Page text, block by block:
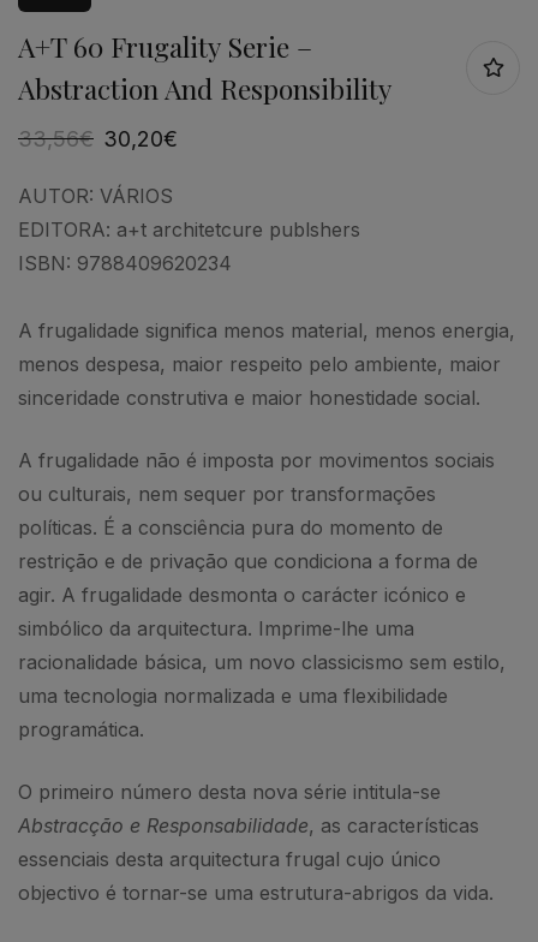
A+t 60 Frugality Serie –
Abstraction And Responsibility
33,56€ 30,20€
AUTOR: VÁRIOS
EDITORA: a+t architetcure publshers
ISBN: 9788409620234
A frugalidade significa menos material, menos energia,
menos despesa, maior respeito pelo ambiente, maior
sinceridade construtiva e maior honestidade social.
A frugalidade não é imposta por movimentos sociais
ou culturais, nem sequer por transformações
políticas. É a consciência pura do momento de
restrição e de privação que condiciona a forma de
agir. A frugalidade desmonta o carácter icónico e
simbólico da arquitectura. Imprime-lhe uma
racionalidade básica, um novo classicismo sem estilo,
uma tecnologia normalizada e uma flexibilidade
programática.
O primeiro número desta nova série intitula-se
Abstracção e Responsabilidade, as características
essenciais desta arquitectura frugal cujo único
objectivo é tornar-se uma estrutura-abrigos da vida.